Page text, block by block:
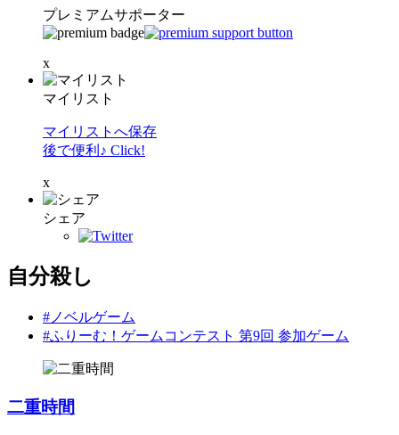
プレミアムサポーター
x
マイリスト
マイリストへ保存
後で便利♪ Click!
x
シェア
自分殺し
#ノベルゲーム
#ふりーむ！ゲームコンテスト 第9回 参加ゲーム
二重時間